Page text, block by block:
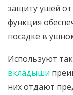
защиту ушей
функция
посадке в
Используют
вкладыши
них отдают